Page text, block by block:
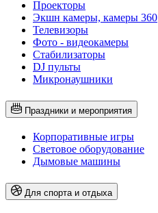
Проекторы
Экшн камеры, камеры 360
Телевизоры
Фото - видеокамеры
Стабилизаторы
DJ пульты
Микронаушники
Праздники и мероприятия
Корпоративные игры
Световое оборудование
Дымовые машины
Для спорта и отдыха